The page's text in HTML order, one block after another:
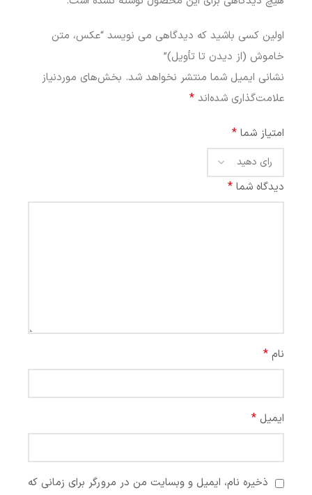
اولین کسی باشید که دیدگاهی می نویسد “عکس، متن
خاموش (از دیدن تا تأویل)”
نشانی ایمیل شما منتشر نخواهد شد. بخش‌های موردنیاز
علامت‌گذاری شده‌اند *
امتیاز شما *
دیدگاه شما *
نام *
ایمیل *
ذخیره نام، ایمیل و وبسایت من در مرورگر برای زمانی که